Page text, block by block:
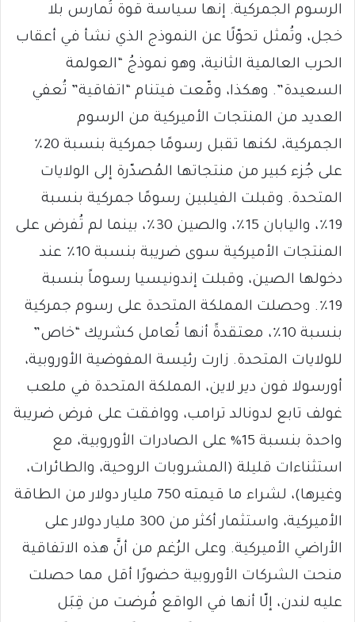
الرسوم الجمركية. إنها سياسة قوة تُمارس بلا
خجل، وتُمثل تحوّلًا عن النموذج الذي نشأ في أعقاب
الحرب العالمية الثانية، وهو نموذجُ “العولمة
السعيدة”. وهكذا، وقّعت فيتنام “اتفاقية” تُعفي
العديد من المنتجات الأميركية من الرسوم
الجمركية، لكنها تقبل رسومًا جمركية بنسبة 20٪
على جُزء كبير من منتجاتها المُصدّرة إلى الولايات
المتحدة. وقبلت الفيلبين رسومًا جمركية بنسبة
19٪، واليابان 15٪، والصين 30٪، بينما لم تُفرض على
المنتجات الأميركية سوى ضريبة بنسبة 10٪ عند
دخولها الصين، وقبلت إندونيسيا رسوماً بنسبة
19٪. وحصلت المملكة المتحدة على رسوم جمركية
بنسبة 10٪، معتقدةً أنها تُعامل كشريك “خاص”
للولايات المتحدة. زارت رئيسة المفوضية الأوروبية،
أورسولا فون دير لاين، المملكة المتحدة في ملعب
غولف تابع لدونالد ترامب، ووافقت على فرض ضريبة
واحدة بنسبة 15% على الصادرات الأوروبية، مع
استثناءات قليلة (المشروبات الروحية، والطائرات،
وغيرها)، لشراء ما قيمته 750 مليار دولار من الطاقة
الأميركية، واستثمار أكثر من 300 مليار دولار على
الأراضي الأميركية. وعلى الرُغم من أنَّ هذه الاتفاقية
منحت الشركات الأوروبية حضورًا أقل مما حصلت
عليه لندن، إلّا أنها في الواقع فُرضت من قِبَل